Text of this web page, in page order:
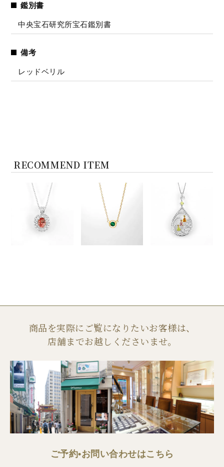
鑑別書
中央宝石研究所宝石鑑別書
備考
レッドベリル
RECOMMEND ITEM
商品を実際にご覧になりたいお客様は、
店舗までお越しくださいませ。
ご予約•お問い合わせはこちら